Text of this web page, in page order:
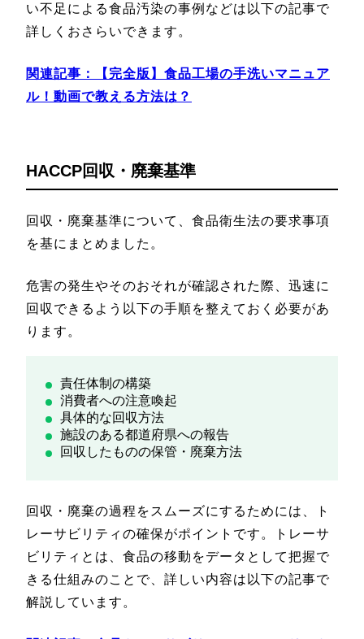
い不足による食品汚染の事例などは以下の記事で
詳しくおさらいできます。
関連記事：
【完全版】食品工場の手洗いマニュア
ル！動画で教える方法は？
HACCP回収・廃棄基準
回収・廃棄基準について、食品衛生法の要求事項
を基にまとめました。
危害の発生やそのおそれが確認された際、迅速に
回収できるよう以下の手順を整えておく必要があ
ります。
責任体制の構築
消費者への注意喚起
具体的な回収方法
施設のある都道府県への報告
回収したものの保管・廃棄方法
回収・廃棄の過程をスムーズにするためには、ト
レーサビリティの確保がポイントです。トレーサ
ビリティとは、食品の移動をデータとして把握で
きる仕組みのことで、詳しい内容は以下の記事で
解説しています。